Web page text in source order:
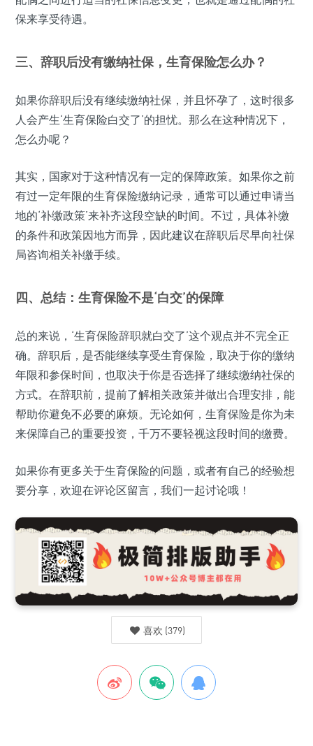
保来享受待遇。
三、辞职后没有缴纳社保，生育保险怎么办？
如果你辞职后没有继续缴纳社保，并且怀孕了，这时很多
人会产生‘生育保险白交了’的担忧。那么在这种情况下，
怎么办呢？
其实，国家对于这种情况有一定的保障政策。如果你之前
有过一定年限的生育保险缴纳记录，通常可以通过申请当
地的‘补缴政策’来补齐这段空缺的时间。不过，具体补缴
的条件和政策因地方而异，因此建议在辞职后尽早向社保
局咨询相关补缴手续。
四、总结：生育保险不是‘白交’的保障
总的来说，‘生育保险辞职就白交了’这个观点并不完全正
确。辞职后，是否能继续享受生育保险，取决于你的缴纳
年限和参保时间，也取决于你是否选择了继续缴纳社保的
方式。在辞职前，提前了解相关政策并做出合理安排，能
帮助你避免不必要的麻烦。无论如何，生育保险是你为未
来保障自己的重要投资，千万不要轻视这段时间的缴费。
如果你有更多关于生育保险的问题，或者有自己的经验想
要分享，欢迎在评论区留言，我们一起讨论哦！
喜欢 (379)